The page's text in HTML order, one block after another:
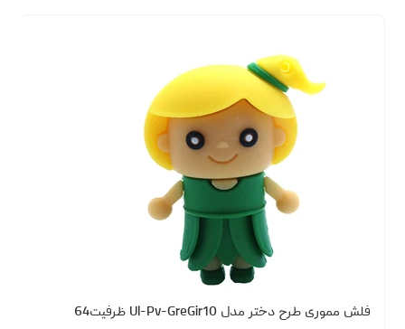
فلش مموری طرح دختر مدل Ul-Pv-GreGir10 ظرفیت64